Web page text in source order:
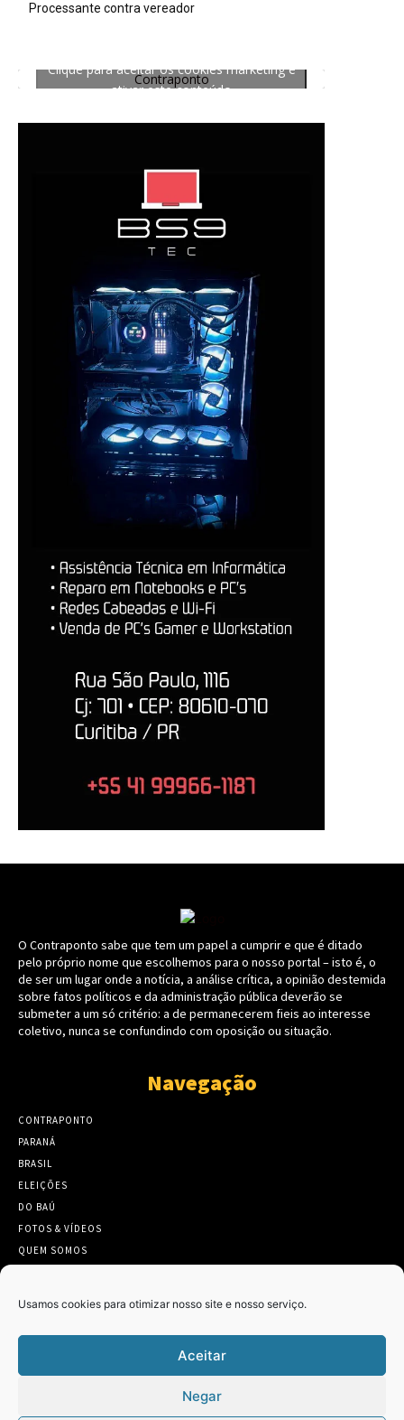
Usamos cookies para otimizar nosso site e nosso serviço.
Aceitar
Negar
Processante contra vereador
Contraponto
Clique para aceitar os cookies marketing e
ativar este conteúdo
O Contraponto sabe que tem um papel a cumprir e que é ditado
pelo próprio nome que escolhemos para o nosso portal – isto é, o
de ser um lugar onde a notícia, a análise crítica, a opinião destemida
sobre fatos políticos e da administração pública deverão se
submeter a um só critério: a de permanecerem fieis ao interesse
coletivo, nunca se confundindo com oposição ou situação.
Navegação
CONTRAPONTO
PARANÁ
BRASIL
ELEIÇÕES
DO BAÚ
FOTOS & VÍDEOS
QUEM SOMOS
Twitter
Tweets by Contraponto_jor
Clique para aceitar os cookies marketing
e ativar este conteúdo